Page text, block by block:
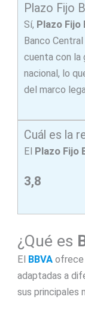
Plazo Fijo
Sí, Plazo Fijo
Banco
cuenta con la
nacional, lo
del marco
Cuál es la
El Plazo Fijo
3,8
¿Qué es
El BBVAofrece
adaptadas a
sus principales